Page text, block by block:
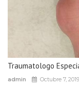
Traumatologo
admin Octubre 7, 2019